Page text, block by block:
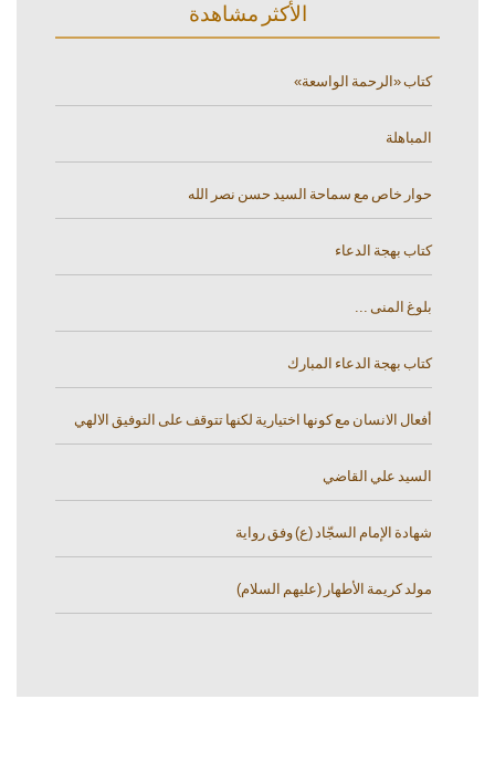
الأكثر مشاهدة
كتاب «الرحمة الواسعة»
المباهلة
حوار خاص مع سماحة السيد حسن نصر الله
كتاب بهجة الدعاء
بلوغ المنى ...
كتاب بهجة الدعاء المبارك
أفعال الانسان مع كونها اختيارية لكنها تتوقف على التوفيق الالهي
السيد علي القاضي
شهادة الإمام السجّاد (ع) وفق رواية
مولد كريمة الأطهار (عليهم السلام)